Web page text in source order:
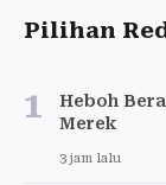
Pilihan
1
Heboh
Merek
3 jam lalu